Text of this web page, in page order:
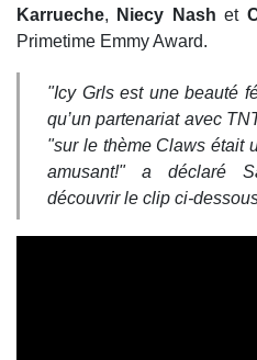
Karrueche, Niecy Nash et
Primetime Emmy Award.
"Icy Grls est une beauté
qu’un partenariat avec
"sur le thème Claws était
amusant!" a déclaré
découvrir le clip ci-